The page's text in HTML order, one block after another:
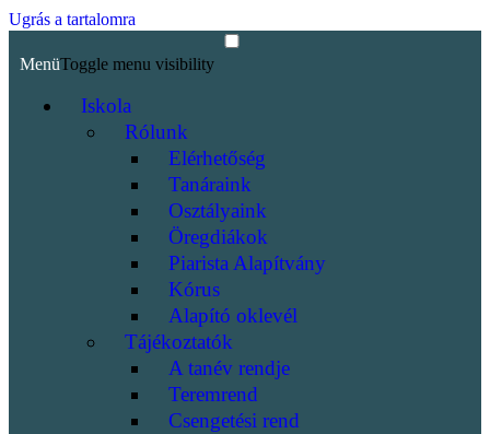
Ugrás a tartalomra
MenüToggle menu visibility
Iskola
Rólunk
Elérhetőség
Tanáraink
Osztályaink
Öregdiákok
Piarista Alapítvány
Kórus
Alapító oklevél
Tájékoztatók
A tanév rendje
Teremrend
Csengetési rend